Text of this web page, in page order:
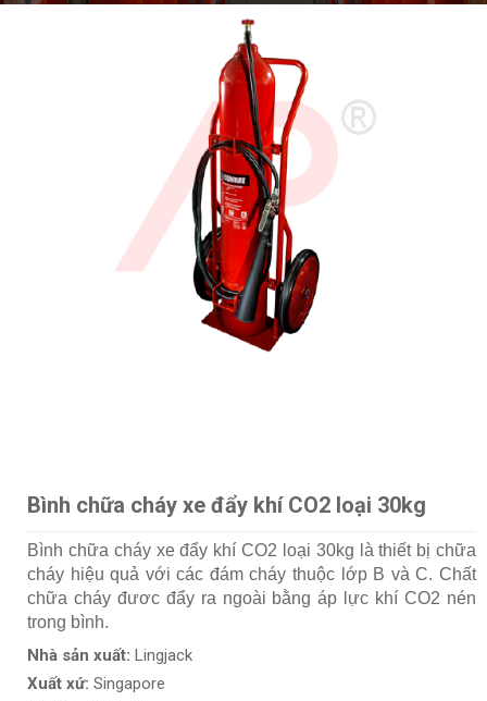
Bình chữa cháy xe đẩy khí CO2 loại 30kg
Bình chữa cháy xe đẩy khí CO2 loại 30kg là thiết bị chữa
cháy hiệu quả với các đám cháy thuộc lớp B và C. Chất
chữa cháy đươc đẩy ra ngoài bằng áp lực khí CO2 nén
trong bình.
Nhà sản xuất: Lingjack
Xuất xứ: Singapore